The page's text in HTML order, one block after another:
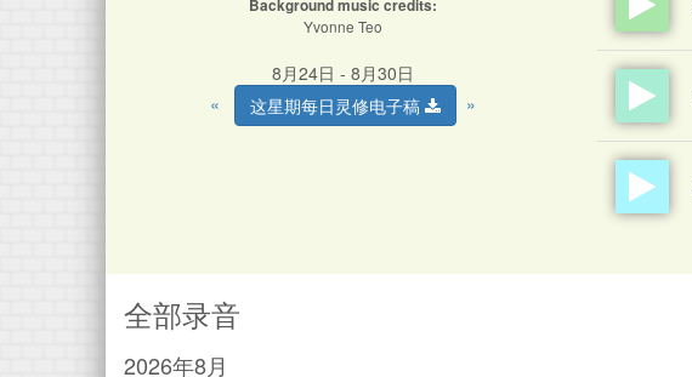
Background music credits:
Yvonne Teo
8月24日 - 8月30日
«
这星期每日灵修电子稿 »
全部录音
2026年8月